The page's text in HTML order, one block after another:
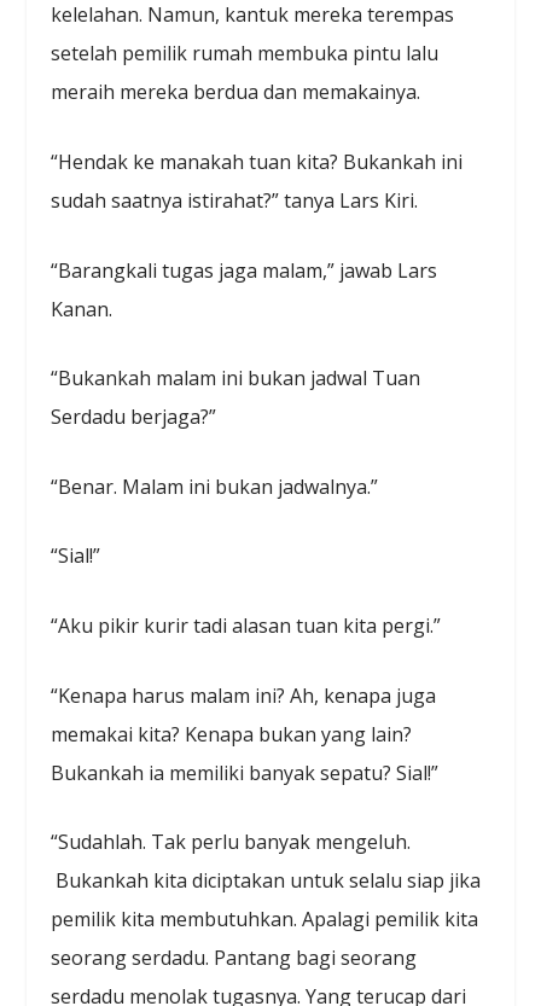
kelelahan. Namun, kantuk mereka terempas
setelah pemilik rumah membuka pintu lalu
meraih mereka berdua dan memakainya.
“Hendak ke manakah tuan kita? Bukankah ini
sudah saatnya istirahat?” tanya Lars Kiri.
“Barangkali tugas jaga malam,” jawab Lars
Kanan.
“Bukankah malam ini bukan jadwal Tuan
Serdadu berjaga?”
“Benar. Malam ini bukan jadwalnya.”
“Sial!”
“Aku pikir kurir tadi alasan tuan kita pergi.”
“Kenapa harus malam ini? Ah, kenapa juga
memakai kita? Kenapa bukan yang lain?
Bukankah ia memiliki banyak sepatu? Sial!”
“Sudahlah. Tak perlu banyak mengeluh.
Bukankah kita diciptakan untuk selalu siap jika
pemilik kita membutuhkan. Apalagi pemilik kita
seorang serdadu. Pantang bagi seorang
serdadu menolak tugasnya. Yang terucap dari